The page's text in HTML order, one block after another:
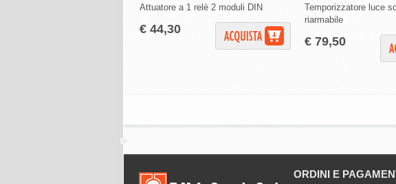
Attuatore a 1 relè 2 moduli DIN
€ 44,30
Temporizzatore luce
riarmabile
€ 79,50
ORDINI E